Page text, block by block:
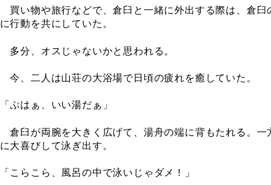
買い物や旅行などで、倉臼と一緒に外出する際は、倉臼
に行動を共にしていた。
多分、オスじゃないかと思われる。
今、二人は山荘の大浴場で日頃の疲れを癒していた。
「ぷはぁ、いい湯だぁ」
倉臼が両腕を大きく広げて、湯舟の端に背もたれる。一
に大喜びして泳ぎ出す。
「こらこら、風呂の中で泳いじゃダメ！」